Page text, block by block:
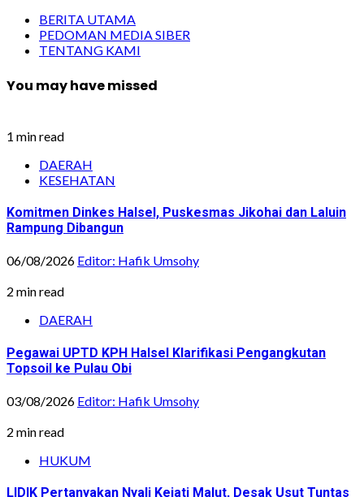
BERITA UTAMA
PEDOMAN MEDIA SIBER
TENTANG KAMI
You may have missed
1 min read
DAERAH
KESEHATAN
Komitmen Dinkes Halsel, Puskesmas Jikohai dan Laluin
Rampung Dibangun
06/08/2026 Editor: Hafik Umsohy
2 min read
DAERAH
Pegawai UPTD KPH Halsel Klarifikasi Pengangkutan
Topsoil ke Pulau Obi
03/08/2026 Editor: Hafik Umsohy
2 min read
HUKUM
LIDIK Pertanyakan Nyali Kejati Malut, Desak Usut Tuntas